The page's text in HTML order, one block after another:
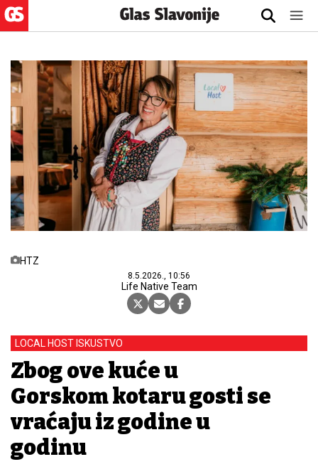
HTZ
8.5.2026., 10:56
Life Native Team
LOCAL HOST ISKUSTVO
Zbog ove kuće u
Gorskom kotaru gosti se
vraćaju iz godine u
godinu